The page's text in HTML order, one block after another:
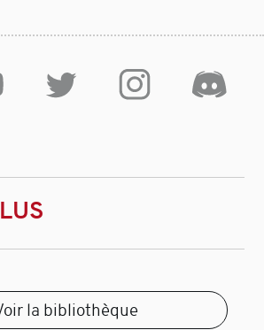
la bibliothèque